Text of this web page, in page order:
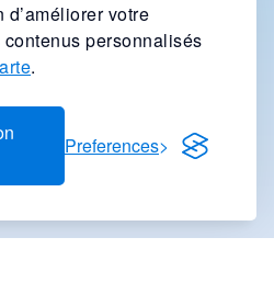
votre
personnalisés
.
Preferences